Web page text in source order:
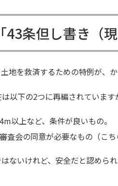
条但し書き（現
地を救済するための特例が、
以下の2つに再編されていま
以上など、条件が良いもの。
査会の同意が必要なもの（こ
ないけれど、安全だと認めら